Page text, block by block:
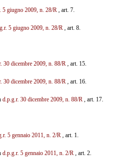
5 giugno 2009, n. 28/R, art. 7.
5 giugno 2009, n. 28/R, art. 8.
30 dicembre 2009, n. 88/R, art. 15.
30 dicembre 2009, n. 88/R, art. 16.
d.p.g.r. 30 dicembre 2009, n. 88/R, art. 17.
5 gennaio 2011, n. 2/R, art. 1.
d.p.g.r. 5 gennaio 2011, n. 2/R, art. 2.